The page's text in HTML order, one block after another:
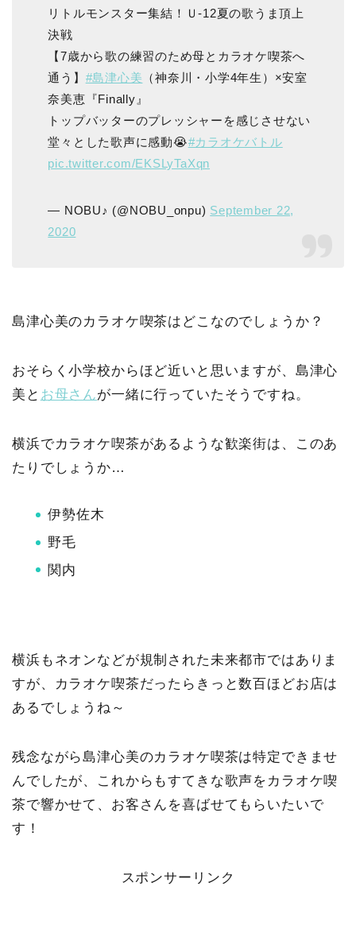
リトルモンスター集結！Ｕ-12夏の歌うま頂上
決戦
【7歳から歌の練習のため母とカラオケ喫茶へ
通う】 #島津心美 （神奈川・小学4年生）×安室
奈美恵『Finally』
トップバッターのプレッシャーを感じさせない
堂々とした歌声に感動😭#カラオケバトル
pic.twitter.com/EKSLyTaXqn
— NOBU♪ (@NOBU_onpu) September 22,
2020
島津心美のカラオケ喫茶はどこなのでしょうか？
おそらく小学校からほど近いと思いますが、島津心
美と お母さんが一緒に行っていたそうですね。
横浜でカラオケ喫茶があるような歓楽街は、このあ
たりでしょうか…
伊勢佐木
野毛
関内
横浜もネオンなどが規制された未来都市ではありま
すが、カラオケ喫茶だったらきっと数百ほどお店は
あるでしょうね～
残念ながら島津心美のカラオケ喫茶は特定できませ
んでしたが、これからもすてきな歌声をカラオケ喫
茶で響かせて、お客さんを喜ばせてもらいたいで
す！
スポンサーリンク